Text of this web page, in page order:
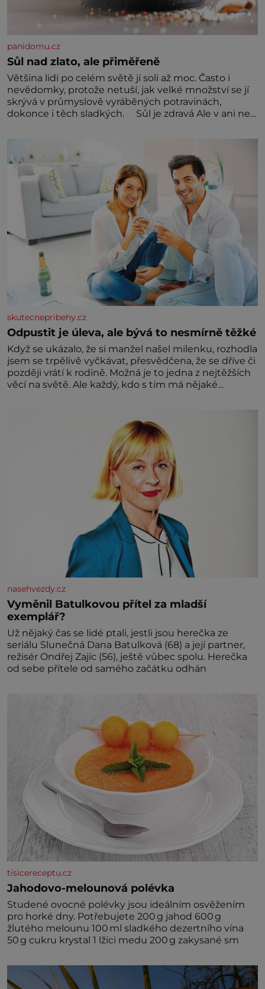
panidomu.cz
Sůl nad zlato, ale přiměřeně
Většina lidí po celém světě jí soli až moc. Často i
nevědomky, protože netuší, jak velké množství se jí
skrývá v průmyslově vyráběných potravinách,
dokonce i těch sladkých. Sůl je zdravá Ale v ani ne
běžné. Její základní složky– sodík a chlór – jsou
skutecnepribehy.cz
Odpustit je úleva, ale bývá to nesmírně těžké
Když se ukázalo, že si manžel našel milenku, rozhodla
jsem se trpělivě vyčkávat, přesvědčena, že se dříve či
později vrátí k rodině. Možná je to jedna z nejtěžších
věcí na světě. Ale každý, kdo s tím má nějaké
nasehvezdy.cz
Vyměnil Batulkovou přítel za mladší
exemplář?
Už nějaký čas se lidé ptali, jestli jsou herečka ze
seriálu Slunečná Dana Batulková (68) a její partner,
režisér Ondřej Zajíc (56), ještě vůbec spolu. Herečka
od sebe přítele od samého začátku odhán
tisicereceptu.cz
Jahodovo-melounová polévka
Studené ovocné polévky jsou ideálním osvěžením
pro horké dny. Potřebujete 200 g jahod 600 g
žlutého melounu 100 ml sladkého dezertního vína
50 g cukru krystal 1 lžíci medu 200 g zakysané sm